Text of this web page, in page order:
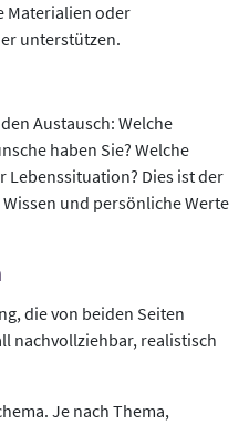
Materialien oder
unterstützen.
Austausch: Welche
haben Sie? Welche
Lebenssituation? Dies ist der
und persönliche Werte
die von beiden Seiten
nachvollziehbar, realistisch
Je nach Thema,